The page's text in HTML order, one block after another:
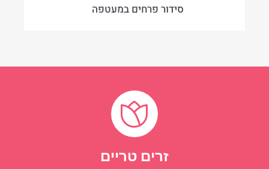
סידור פרחים במעטפה
זרים טריים